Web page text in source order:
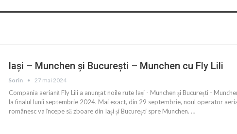
Iași – Munchen și București – Munchen cu Fly Lili
Sorin 27 mai 2024
Compania aeriană Fly Lili a anunțat noile rute Iași - Munchen și București -
la finalul lunii septembrie 2024. Mai exact, din 29 septembrie, noul operator
românesc va începe să zboare din Iași și București spre Munchen. …